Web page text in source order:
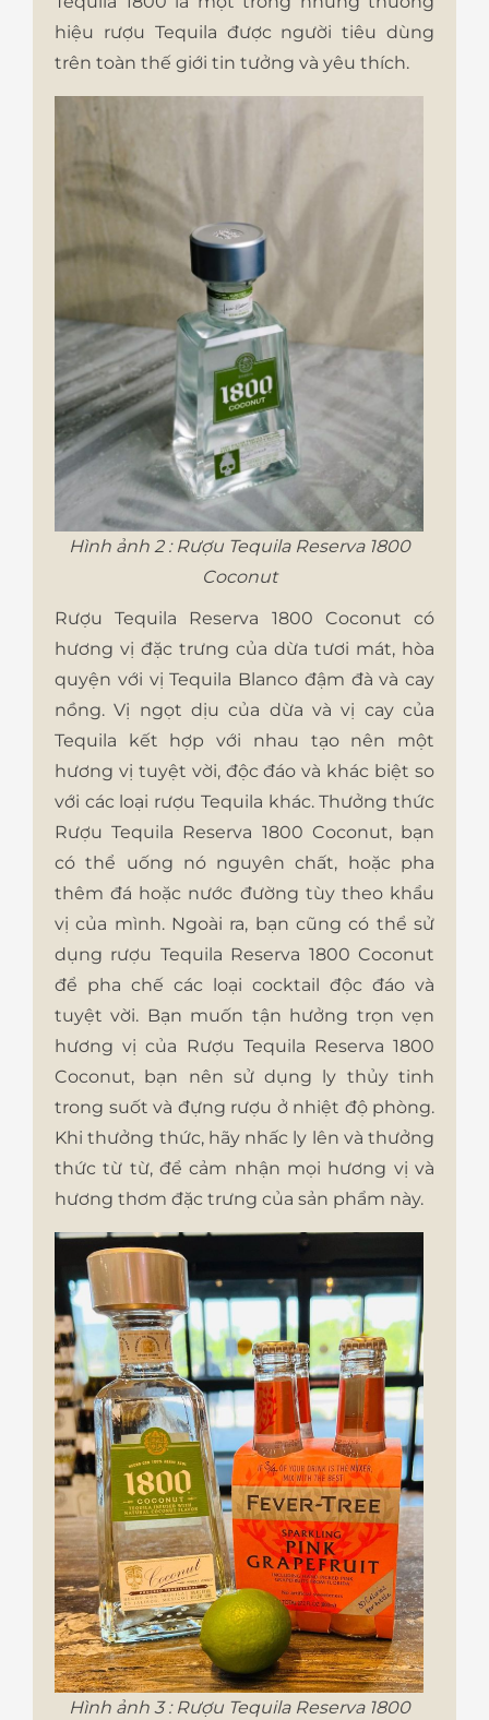
hiệu rượu Tequila được người tiêu dùng
trên toàn thế giới tin tưởng và yêu thích.
Hình ảnh 2 : Rượu Tequila Reserva 1800
Coconut
Rượu Tequila Reserva 1800 Coconut có
hương vị đặc trưng của dừa tươi mát, hòa
quyện với vị Tequila Blanco đậm đà và cay
nồng. Vị ngọt dịu của dừa và vị cay của
Tequila kết hợp với nhau tạo nên một
hương vị tuyệt vời, độc đáo và khác biệt so
với các loại rượu Tequila khác. Thưởng thức
Rượu Tequila Reserva 1800 Coconut, bạn
có thể uống nó nguyên chất, hoặc pha
thêm đá hoặc nước đường tùy theo khẩu
vị của mình. Ngoài ra, bạn cũng có thể sử
dụng rượu Tequila Reserva 1800 Coconut
để pha chế các loại cocktail độc đáo và
tuyệt vời. Bạn muốn tận hưởng trọn vẹn
hương vị của Rượu Tequila Reserva 1800
Coconut, bạn nên sử dụng ly thủy tinh
trong suốt và đựng rượu ở nhiệt độ phòng.
Khi thưởng thức, hãy nhấc ly lên và thưởng
thức từ từ, để cảm nhận mọi hương vị và
hương thơm đặc trưng của sản phẩm này.
Hình ảnh 3 : Rượu Tequila Reserva 1800